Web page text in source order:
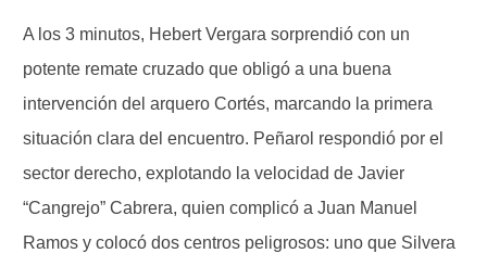
A los 3 minutos, Hebert Vergara sorprendió con un
potente remate cruzado que obligó a una buena
intervención del arquero Cortés, marcando la primera
situación clara del encuentro. Peñarol respondió por el
sector derecho, explotando la velocidad de Javier
“Cangrejo” Cabrera, quien complicó a Juan Manuel
Ramos y colocó dos centros peligrosos: uno que Silvera